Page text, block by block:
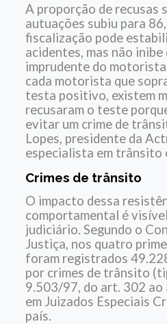
A proporção de recusas
autuações subiu para
fiscalização pode
acidentes, mas não
imprudente do
cada motorista que
testa positivo, existem
recusaram o teste
evitar um crime de
Lopes, presidente da
especialista em trânsito
Crimes de trânsito
O impacto dessa
comportamental é
judiciário. Segundo o
Justiça, nos quatro
foram registrados
por crimes de trânsito
9.503/97, do art. 302 ao
em Juizados Especiais
país.